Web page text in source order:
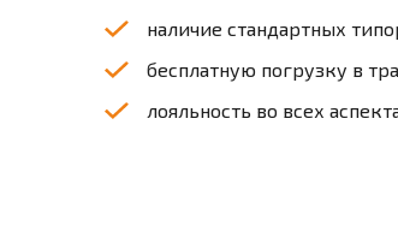
наличие стандартных
бесплатную погрузку в
лояльность во всех